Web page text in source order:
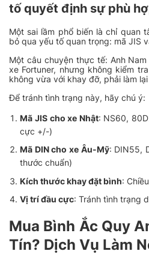
tố quyết định sự phù
Một sai lầm phổ biến là chỉ quan
bỏ qua yếu tố quan trọng: mã JIS
Một câu chuyện thực tế: Anh
xe Fortuner, nhưng không kiểm
không vừa với khay đỡ, phải làm
Để tránh tình trạng này, hãy chú ý:
Mã JIS cho xe Nhật: NS60,
cực +/-)
Mã DIN cho xe Âu-Mỹ: DIN55,
thước chuẩn)
Kích thước khay đặt bình:
Vị trí đầu cực: Tránh tình trạng
Mua Bình Ắc Quy
Tín? Dịch Vụ Làm